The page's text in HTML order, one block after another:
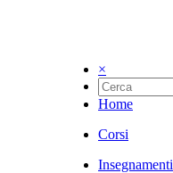
×
Home
Corsi
Insegnamenti